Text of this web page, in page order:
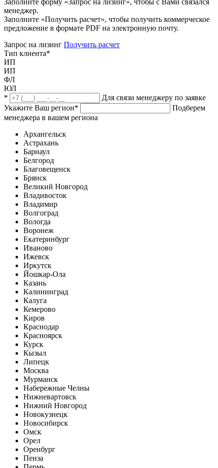
Заполните форму «Запрос на лизинг», чтобы с Вами связался
менеджер.
Заполните «Получить расчет», чтобы получить коммерческое
предложение в формате PDF на электронную почту.
Запрос на лизинг Получить расчет
Тип клиента*
ИП
ИП
ФЛ
ЮЛ
*
Для связи менеджеру по заявке
Укажите Ваш регион*
Подберем
менеджера в вашем региона
Архангельск
Астрахань
Барнаул
Белгород
Благовещенск
Брянск
Великий Новгород
Владивосток
Владимир
Волгоград
Вологда
Воронеж
Екатеринбург
Иваново
Ижевск
Иркутск
Йошкар-Ола
Казань
Калининград
Калуга
Кемерово
Киров
Краснодар
Красноярск
Курск
Кызыл
Липецк
Москва
Мурманск
Набережные Челны
Нижневартовск
Нижний Новгород
Новокузнецк
Новосибирск
Омск
Орел
Оренбург
Пенза